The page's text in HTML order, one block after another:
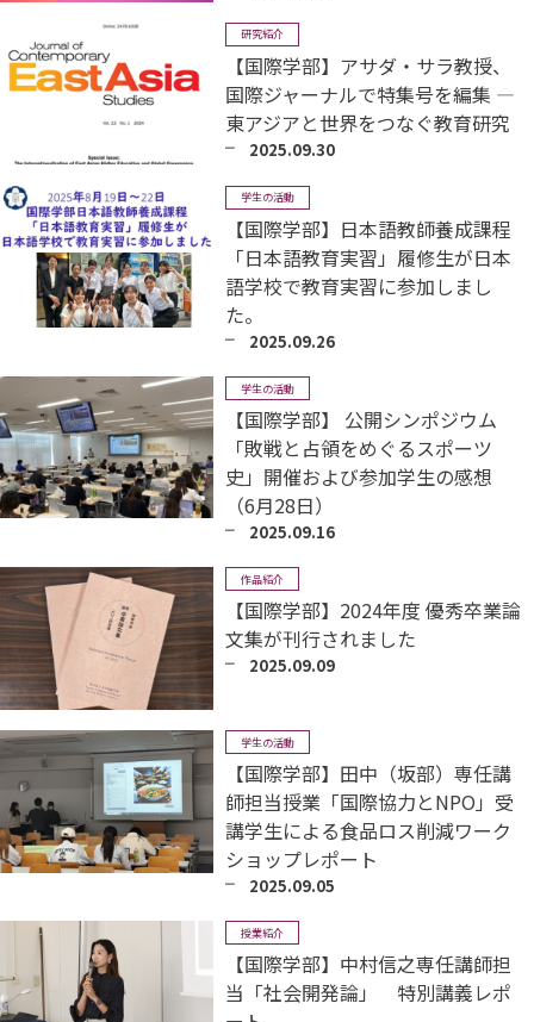
研究紹介
【国際学部】アサダ・サラ教授、
国際ジャーナルで特集号を編集 ―
東アジアと世界をつなぐ教育研究
2025.09.30
学生の活動
【国際学部】日本語教師養成課程
「日本語教育実習」履修生が日本
語学校で教育実習に参加しまし
た。
2025.09.26
学生の活動
【国際学部】 公開シンポジウム
「敗戦と占領をめぐるスポーツ
史」開催および参加学生の感想
（6月28日）
2025.09.16
作品紹介
【国際学部】2024年度 優秀卒業論
文集が刊行されました
2025.09.09
学生の活動
【国際学部】田中（坂部）専任講
師担当授業「国際協力とNPO」受
講学生による食品ロス削減ワーク
ショップレポート
2025.09.05
授業紹介
【国際学部】中村信之専任講師担
当「社会開発論」 特別講義レポ